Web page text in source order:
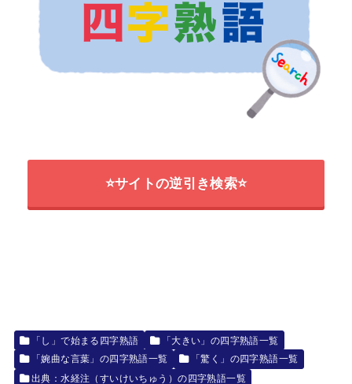
⭐サイトの逆引き検索⭐
「し」で始まる四字熟語
「大きい」の四字熟語一覧
「婉曲な言葉」の四字熟語一覧
「驚く」の四字熟語一覧
出典：水経注（すいけいちゅう）の四字熟語一覧